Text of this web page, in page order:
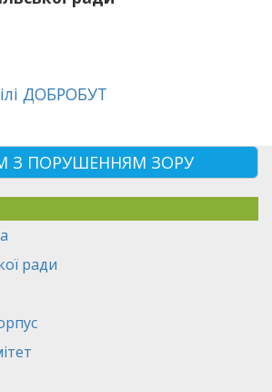
ДОБРОБУТ
З ПОРУШЕННЯМ ЗОРУ
ради